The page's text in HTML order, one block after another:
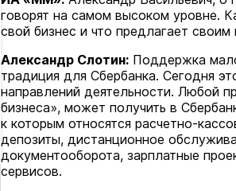
говорят на самом высоком уровне.
свой бизнес и что предлагает
Александр Слотин: Поддержка
традиция для Сбербанка. Сегодня
направлений деятельности. Любой
бизнеса», может получить в
к которым относятся расчетно-
депозиты, дистанционное
документооборота, зарплатные
сервисов.